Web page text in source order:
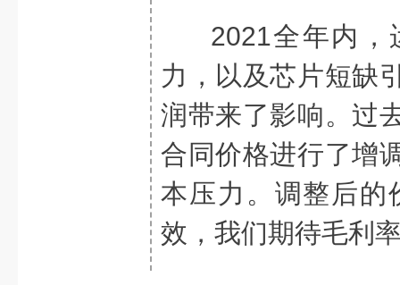
2021全年内，
力，以及芯片短缺
润带来了影响。过
合同价格进行了增
本压力。调整后的
效，我们期待毛利